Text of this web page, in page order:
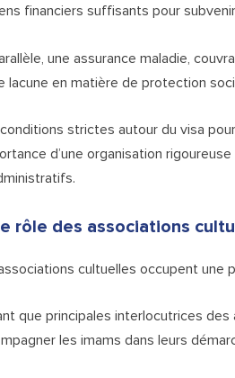
financiers suffisants pour
une assurance maladie,
lacune en matière de protection
strictes autour du visa
d’une organisation
rôle des associations
cultuelles occupent une
que principales interlocutrices
les imams dans leurs